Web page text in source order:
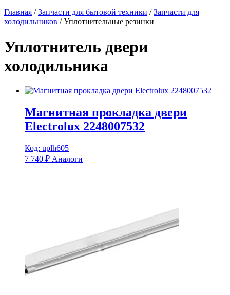
Главная /Запчасти для бытовой техники /Запчасти для
холодильников / Уплотнительные резинки
Уплотнитель двери
холодильника
Магнитная прокладка двери
Electrolux 2248007532
Код: uplh605
7 740 ₽ Аналоги